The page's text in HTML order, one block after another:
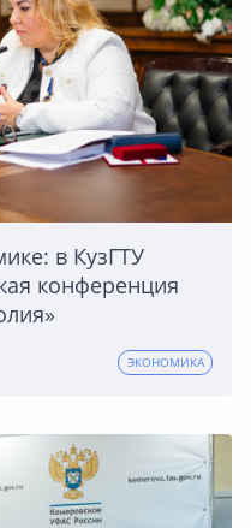
в КузГТУ
конференция
ЭКОНОМИКА